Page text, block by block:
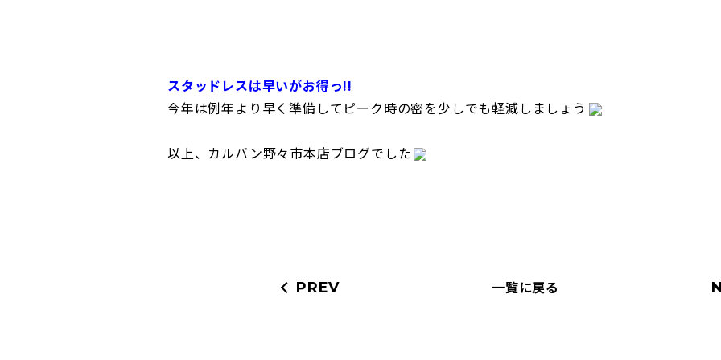
スタッドレスは早いがお得っ!!
今年は例年より早く準備してピーク時の密を少しでも軽減しましょう
以上、カルバン野々市本店ブログでした
PREV 一覧に戻る